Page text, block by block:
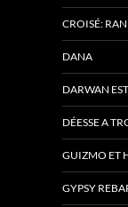
CROISÉ:
DANA
DARWAN
DÉESSE A
GUIZMO ET
GYPSY